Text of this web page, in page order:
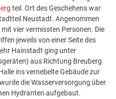
teil. Ort des Geschehens war
Neustadt. Angenommen
vier vermissten Personen. Die
jeweils von einer Seite des
Hainstadt ging unter
aus Richtung Breuberg
ins vernebelte Gebäude zur
die Wasserversorgung über
Hydranten aufgebaut.